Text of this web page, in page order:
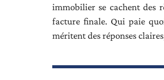
immobilier se cachent des
facture finale. Qui paie
méritent des réponses